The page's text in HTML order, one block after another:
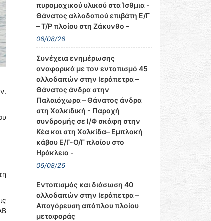
πυρομαχικού υλικού στα Ίσθμια -
Θάνατος αλλοδαπού επιβάτη Ε/Γ
– Τ/Ρ πλοίου στη Ζάκυνθο –
06/08/26
Συνέχεια ενημέρωσης
αναφορικά με τον εντοπισμό 45
αλλοδαπών στην Ιεράπετρα –
Θάνατος άνδρα στην
Παλαιόχωρα – Θάνατος άνδρα
στη Χαλκιδική - Παροχή
συνδρομής σε Ι/Φ σκάφη στην
Κέα και στη Χαλκίδα– Εμπλοκή
κάβου Ε/Γ-Ο/Γ πλοίου στο
Ηράκλειο -
06/08/26
Εντοπισμός και διάσωση 40
αλλοδαπών στην Ιεράπετρα –
Απαγόρευση απόπλου πλοίου
μεταφοράς